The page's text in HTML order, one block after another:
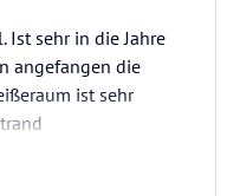
Ist sehr in die Jahre
angefangen die
ist sehr